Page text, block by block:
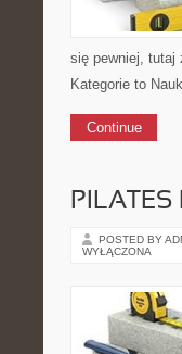
się pewniej, tutaj
Kategorie to
Continue
POSTED BY
WYŁĄCZONA